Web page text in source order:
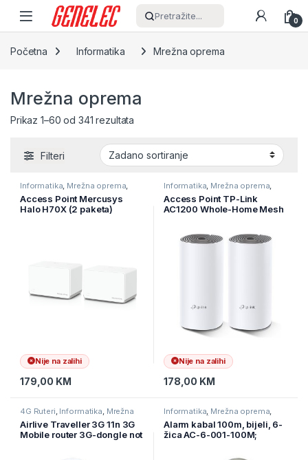
Skip to navigation
Skip to content
Pretražite... 0
Početna Informatika Mrežna oprema
Mrežna oprema
Prikaz 1–60 od 341 rezultata
Filteri
Informatika, Mrežna oprema,
Access Point Mercusys
Halo H70X (2 paketa)
Nije na zalihi
179,00 KM
Informatika, Mrežna oprema,
Access Point TP-Link
AC1200 Whole-Home Mesh
2 10/100Mbps Ports, 2
Nije na zalihi
178,00 KM
4G Ruteri, Informatika, Mrežna
Airlive Traveller 3G 11n 3G
Mobile router 3G-dongle not
Informatika, Mrežna oprema,
Ostala mrežna oprema
Alarm kabal 100m, bijeli, 6-
žica AC-6-001-100M;